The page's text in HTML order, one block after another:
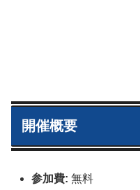
開催概要
参加費: 無料